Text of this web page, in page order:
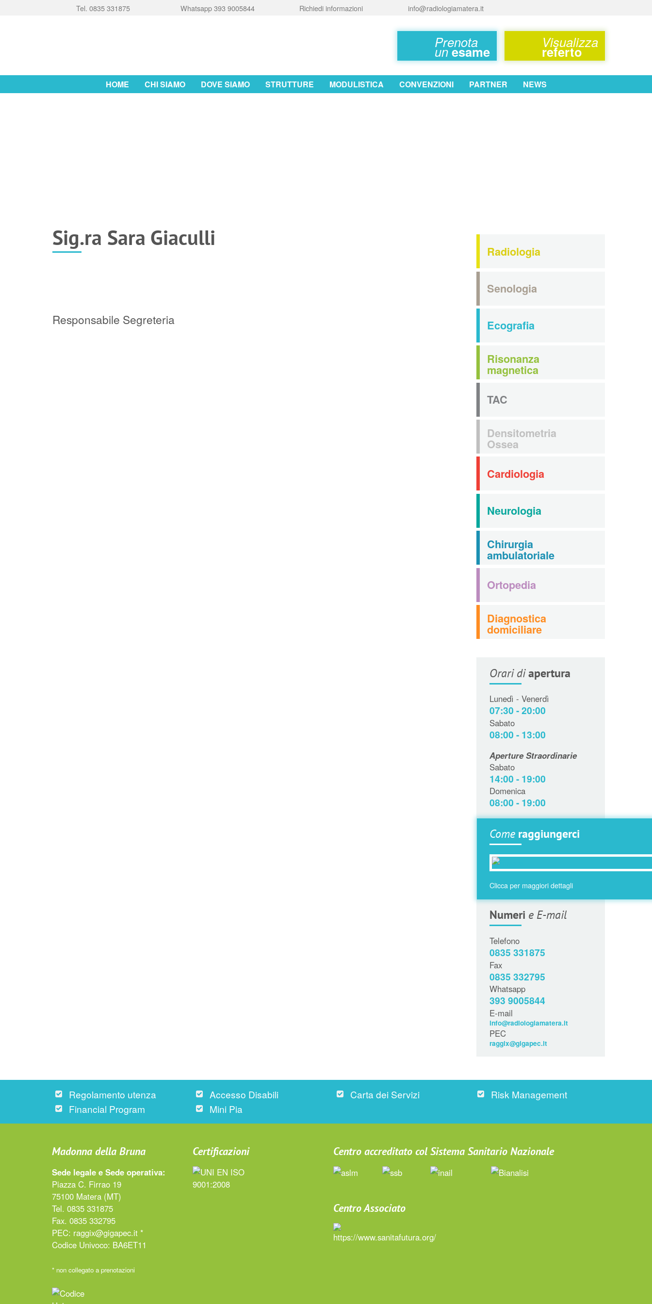
Tel. 0835 331875 Whatsapp 393 9005844 Richiedi informazioni info@radiologiamatera.it
Visualizza
referto
Prenota
unesame
HOME CHI SIAMO DOVE SIAMO STRUTTURE MODULISTICA CONVENZIONI PARTNER NEWS
Sig.ra Sara Giaculli
Responsabile Segreteria
Radiologia
Senologia
Ecografia
Risonanza
magnetica
TAC
Densitometria
Ossea
Cardiologia
Neurologia
Chirurgia
ambulatoriale
Ortopedia
Diagnostica
domiciliare
Orari diapertura
Lunedì - Venerdì
07:30 - 20:00
Sabato
08:00 - 13:00
Aperture Straordinarie
Sabato
14:00 - 19:00
Domenica
08:00 - 19:00
Come raggiungerci
Clicca per maggiori dettagli
Numeri e E-mail
Telefono
0835 331875
Fax
0835 332795
Whatsapp
393 9005844
E-mail
info@radiologiamatera.it
PEC
raggix@gigapec.it
Regolamento utenza Accesso Disabili Carta dei Servizi
Risk Management
Financial Program
Mini Pia
Madonna della Bruna
Sede legale e Sede operativa:
Piazza C. Firrao 19
75100 Matera (MT)
Tel. 0835 331875
Fax. 0835 332795
PEC: raggix@gigapec.it *
Codice Univoco: BA6ET11
* non collegato a prenotazioni
Certificazioni Centro accreditato col Sistema Sanitario Nazionale
Centro Associato